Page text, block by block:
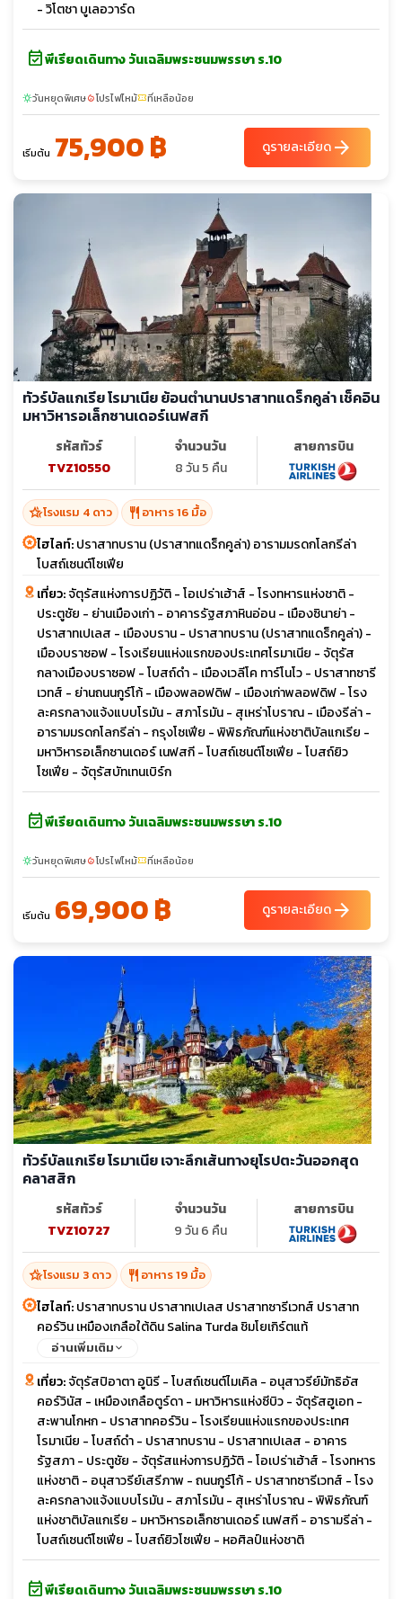
- วิโตชา บูเลอวาร์ด
event_availableพีเรียดเดินทาง วันเฉลิมพระชนมพรรษา ร.10
sunnyวันหยุดพิเศษlocal_fire_departmentโปรไฟไหม้confirmation_numberที่เหลือน้อย
เริ่มต้น 75,900 ฿ ดูรายละเอียดarrow_forward
ทัวร์บัลแกเรีย โรมาเนีย ย้อนตำนานปราสาทแดร็กคูล่า เช็คอิน
มหาวิหารอเล็กซานเดอร์เนฟสกี
รหัสทัวร์
TVZ10550
จำนวนวัน
8 วัน 5 คืน
สายการบิน
hotel_classโรงแรม 4 ดาว restaurant อาหาร 16 มื้อ
ไฮไลท์:ปราสาทบราน (ปราสาทแดร็กคูล่า) อารามมรดกโลกรีล่า
โบสถ์เซนต์โซเฟีย
เที่ยว:จัตุรัสแห่งการปฏิวัติ - โอเปร่าเฮ้าส์ - โรงทหารแห่งชาติ -
ประตูชัย - ย่านเมืองเก่า - อาคารรัฐสภาหินอ่อน - เมืองซินาย่า -
ปราสาทเปเลส - เมืองบราน - ปราสาทบราน (ปราสาทแดร็กคูล่า) -
เมืองบราซอฟ - โรงเรียนแห่งแรกของประเทศโรมาเนีย - จัตุรัส
กลางเมืองบราซอฟ - โบสถ์ดำ - เมืองเวลีโค ทาร์โนโว - ปราสาทซารี
เวทส์ - ย่านถนนกูร์โก้ - เมืองพลอฟดิฟ - เมืองเก่าพลอฟดิฟ - โรง
ละครกลางแจ้งแบบโรมัน - สภาโรมัน - สุเหร่าโบราณ - เมืองรีล่า -
อารามมรดกโลกรีล่า - กรุงโซเฟีย - พิพิธภัณฑ์แห่งชาติบัลแกเรีย -
มหาวิหารอเล็กซานเดอร์ เนฟสกี - โบสถ์เซนต์โซเฟีย - โบสถ์ยิว
โซเฟีย - จัตุรัสบัทเทนเบิร์ก
event_availableพีเรียดเดินทาง วันเฉลิมพระชนมพรรษา ร.10
sunnyวันหยุดพิเศษlocal_fire_departmentโปรไฟไหม้confirmation_numberที่เหลือน้อย
เริ่มต้น 69,900 ฿ ดูรายละเอียดarrow_forward
ทัวร์บัลแกเรีย โรมาเนีย เจาะลึกเส้นทางยุโรปตะวันออกสุด
คลาสสิก
รหัสทัวร์
TVZ10727
จำนวนวัน
9 วัน 6 คืน
สายการบิน
hotel_classโรงแรม 3 ดาว restaurant อาหาร 19 มื้อ
ไฮไลท์:ปราสาทบราน ปราสาทเปเลส ปราสาทซารีเวทส์ ปราสาท
คอร์วิน เหมืองเกลือใต้ดิน Salina Turda ชิมโยเกิร์ตแท้
อ่านเพิ่มเติม
เที่ยว:จัตุรัสปิอาตา อูนิรี - โบสถ์เซนต์ไมเคิล - อนุสาวรีย์มัทธิอัส
คอร์วินัส - เหมืองเกลือตูร์ดา - มหาวิหารแห่งซีบิว - จัตุรัสฮูเอท -
สะพานโกหก - ปราสาทคอร์วิน - โรงเรียนแห่งแรกของประเทศ
โรมาเนีย - โบสถ์ดำ - ปราสาทบราน - ปราสาทเปเลส - อาคาร
รัฐสภา - ประตูชัย - จัตุรัสแห่งการปฏิวัติ - โอเปร่าเฮ้าส์ - โรงทหาร
แห่งชาติ - อนุสาวรีย์เสรีภาพ - ถนนกูร์โก้ - ปราสาทซารีเวทส์ - โรง
ละครกลางแจ้งแบบโรมัน - สภาโรมัน - สุเหร่าโบราณ - พิพิธภัณฑ์
แห่งชาติบัลแกเรีย - มหาวิหารอเล็กซานเดอร์ เนฟสกี - อารามรีล่า -
โบสถ์เซนต์โซเฟีย - โบสถ์ยิวโซเฟีย - หอศิลป์แห่งชาติ
event_availableพีเรียดเดินทาง วันเฉลิมพระชนมพรรษา ร.10